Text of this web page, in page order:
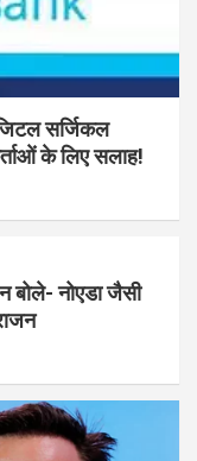
सर्जिकल
के लिए सलाह!
नोएडा जैसी